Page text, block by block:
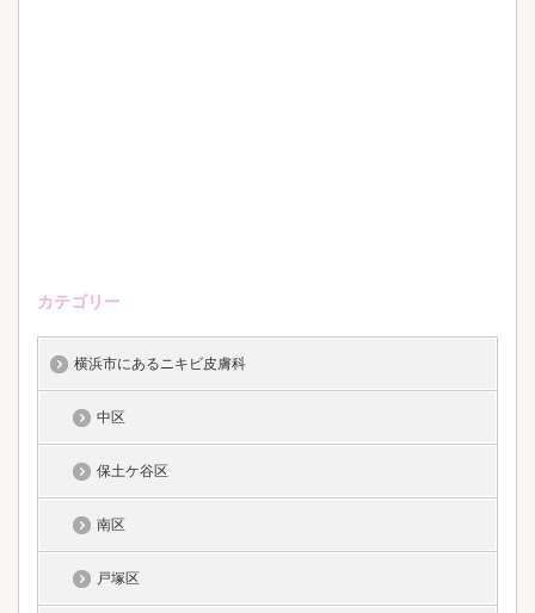
カテゴリー
横浜市にあるニキビ皮膚科
中区
保土ケ谷区
南区
戸塚区